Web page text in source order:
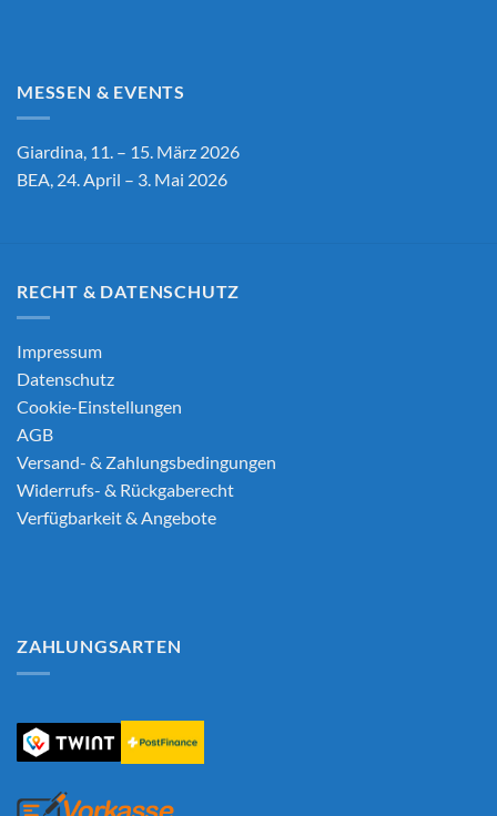
MESSEN & EVENTS
Giardina, 11. – 15. März 2026
BEA, 24. April – 3. Mai 2026
RECHT & DATENSCHUTZ
Impressum
Datenschutz
Cookie-Einstellungen
AGB
Versand- & Zahlungsbedingungen
Widerrufs- & Rückgaberecht
Verfügbarkeit & Angebote
ZAHLUNGSARTEN